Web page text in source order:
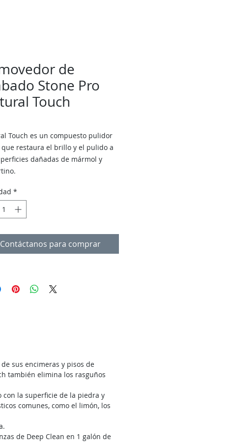
de
Stone Pro
Touch
Touch es un compuesto pulidor
que restaura el brillo y el pulido a
dañadas de mármol y
*
Contáctanos para comprar
sus encimeras y pisos de
también elimina los rasguños
con la superficie de la piedra y
comunes, como el limón, los
de Deep Clean en 1 galón de